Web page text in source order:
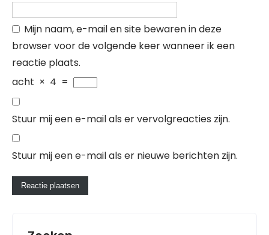
Mijn naam, e-mail en site bewaren in deze
browser voor de volgende keer wanneer ik een
reactie plaats.
acht × 4 =
Stuur mij een e-mail als er vervolgreacties zijn.
Stuur mij een e-mail als er nieuwe berichten zijn.